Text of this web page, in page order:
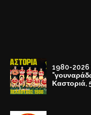
1980-2026
Καστοριά,